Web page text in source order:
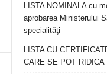
LISTA NOMINALA cu
aprobarea Ministerului
specialităţi
LISTA CU
CARE SE POT RIDICA